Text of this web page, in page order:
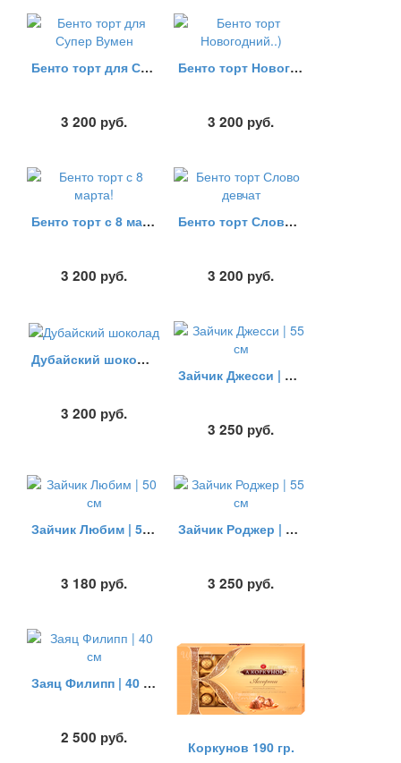
Бенто торт для Супер Вумен
3 200 руб.
Бенто торт Новогодний..)
3 200 руб.
Бенто торт с 8 марта!
3 200 руб.
Бенто торт Слово девчат
3 200 руб.
Дубайский шоколад
3 200 руб.
Зайчик Джесси | 55 см
3 250 руб.
Зайчик Любим | 50 см
3 180 руб.
Зайчик Роджер | 55 см
3 250 руб.
Заяц Филипп | 40 см
2 500 руб. Коркунов 190 гр.